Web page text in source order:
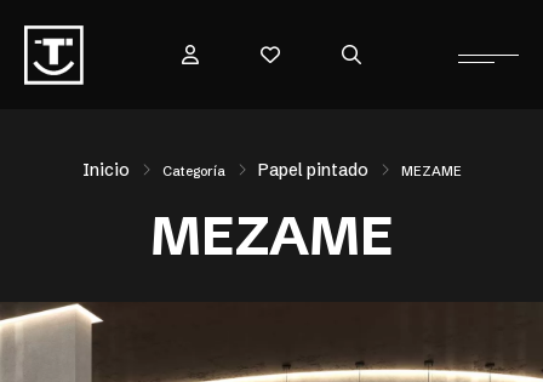
Inicio Categoría Papel pintado MEZAME
MEZAME